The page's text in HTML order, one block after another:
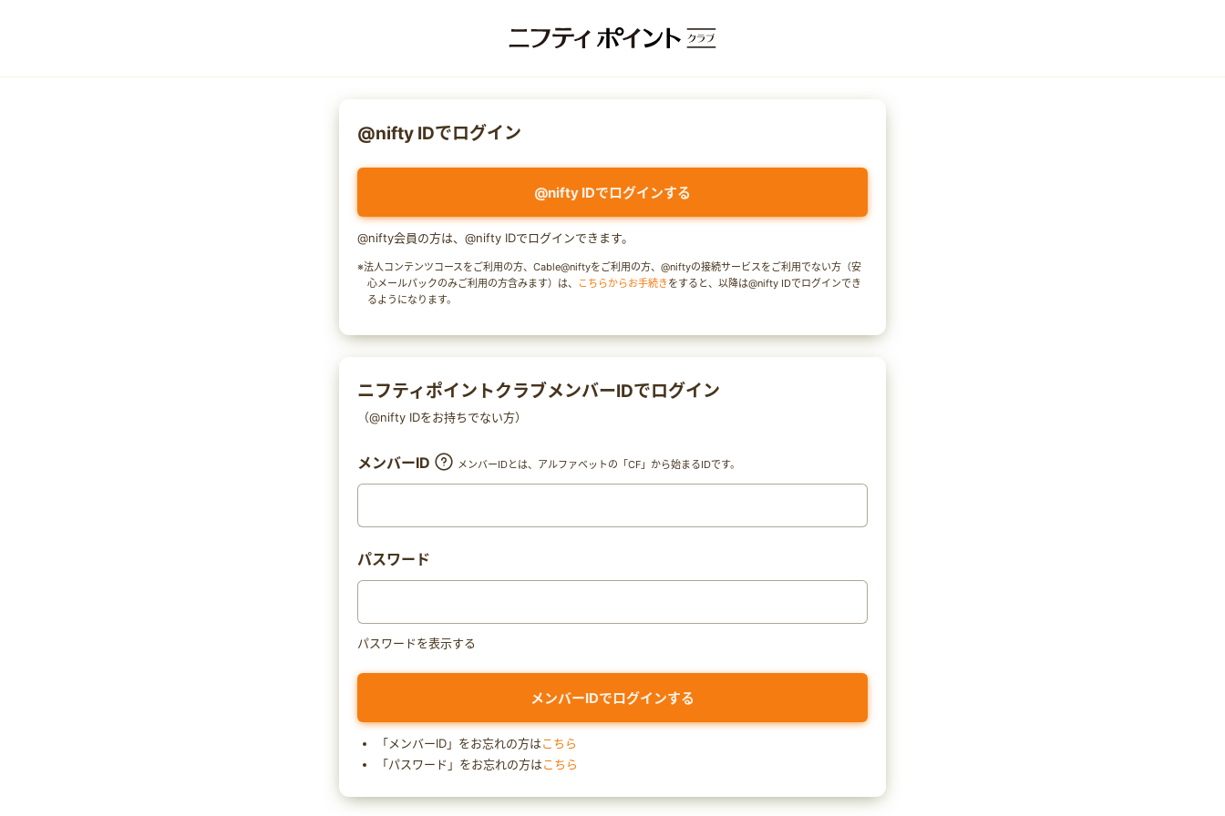
@nifty IDでログイン
@nifty IDでログインする
@nifty会員の方は、@nifty IDでログインできます。
※法人コンテンツコースをご利用の方、Cable@niftyをご利用の方、@niftyの接続サービスをご利用でない方（安
心メールパックのみご利用の方含みます）は、
こちらからお手続きをすると、以降は@nifty IDでログインでき
るようになります。
ニフティポイントクラブメンバーIDでログイン
（@nifty IDをお持ちでない方）
メンバーID メンバーIDとは、アルファベットの「CF」から始まるIDです。
パスワード
パスワードを表示する
「メンバーID」をお忘れの方はこちら
「パスワード」をお忘れの方はこちら